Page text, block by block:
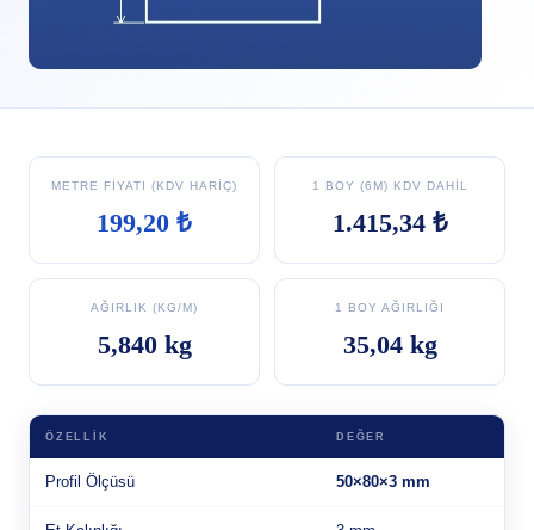
METRE FIYATI (KDV HARIÇ)
199,20 ₺
1 BOY (6M) KDV DAHIL
1.415,34 ₺
AĞIRLIK (KG/M)
5,840 kg
1 BOY AĞIRLIĞI
35,04 kg
ÖZELLIK DEĞER
Profil Ölçüsü 50×80×3 mm